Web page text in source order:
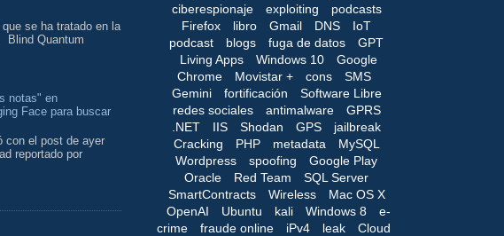
se ha tratado en la
Blind Quantum
notas" en
Face para buscar
con el post de ayer
reportado por
ciberespionaje
exploiting
podcasts
Firefox
libro Gmail DNS
IoT
podcast
blogs fuga de datos
GPT
Living Apps
Windows 10
Google
Chrome
Movistar + cons
SMS
Gemini
fortificación
Software Libre
redes sociales
antimalware
GPRS
.NET
IIS Shodan GPS
jailbreak
Cracking
PHP metadata
MySQL
Wordpress
spoofing
Google Play
Oracle
Red Team
SQL Server
SmartContracts
Wireless
Mac OS X
OpenAI
Ubuntu kali Windows 8
e-
crime
fraude online iPv4 leak
Cloud